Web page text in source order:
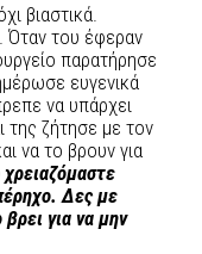
βιαστικά.
Όταν του έφεραν
παρατήρησε
ευγενικά
να υπάρχει
της ζήτησε με τον
να το βρουν για
Δες με
για να μην